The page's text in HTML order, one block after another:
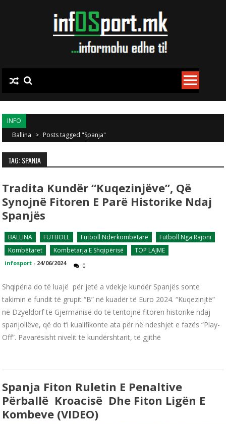
INFO
Ballina > Posts tagged "Spanja"
TAG: SPANJA
Tradita Kundër “kuqezinjëve”, Që
Synojnë Fitoren E Parë Historike Ndaj
Spanjës
BALLINA FUTBOLL Futboll Ndërkombëtarë
Futboll Nga Rajoni
Kombëtaret
Kombëtarja E Shqipërisë TOP LAJME
infosport - 24/06/2024 0
Shqipëria do të luajë për jetë a vdekje kundër Spanjës sonte
takimin e fundit të grupit “B” në kuadër të Euro 2024. “Kuqezinjtë”
në Dzyeldorf të Gjermanisë do të tentojnë fitoren historike ndaj
spanjollëve, që do t’i kualifikonte ata për në ndeshjet e fazës “Play-
Off”. Pavarësisht nivelit të kundërshtarit, të gjithë
Spanja Fiton Ruletin E Penaltive
Përballë Kroacisë Dhe Fiton Ligën E
Kombeve (VIDEO)